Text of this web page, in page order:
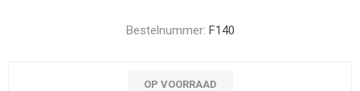
Bestelnummer: F140
OP VOORRAAD